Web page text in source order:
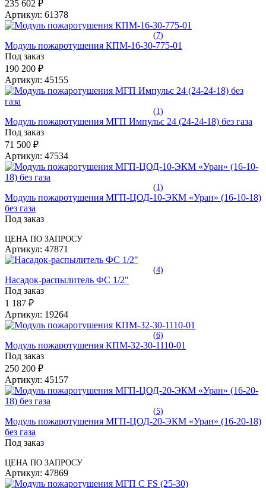
235 602 ₽
Артикул: 61378
(7)
Модуль пожаротушения КПМ-16-30-775-01
Под заказ
190 200 ₽
Артикул: 45155
(1)
Модуль пожаротушения МГП Импульс 24 (24-24-18) без газа
Под заказ
71 500 ₽
Артикул: 47534
(1)
Модуль пожаротушения МГП-ЦОД-10-ЭКМ «Уран» (16-10-18)
без газа
Под заказ
ЦЕНА ПО ЗАПРОСУ
Артикул: 47871
(4)
Насадок-распылитель ФС 1/2"
Под заказ
1 187 ₽
Артикул: 19264
(6)
Модуль пожаротушения КПМ-32-30-1110-01
Под заказ
250 200 ₽
Артикул: 45157
(5)
Модуль пожаротушения МГП-ЦОД-20-ЭКМ «Уран» (16-20-18)
без газа
Под заказ
ЦЕНА ПО ЗАПРОСУ
Артикул: 47869